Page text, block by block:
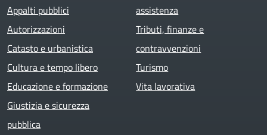
Appalti pubblici
Autorizzazioni
Catasto e urbanistica
Cultura e tempo libero
Educazione e formazione
Giustizia e sicurezza
pubblica
assistenza
Tributi, finanze e
contravvenzioni
Turismo
Vita lavorativa